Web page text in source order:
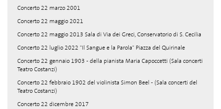
Concerto 22 marzo 2001
Concerto 22 maggio 2021
Concerto 22 maggio 2013 Sala di Via dei Greci, Conservatorio di S. Cecilia
Concerto 22 luglio 2022 "Il Sangue e la Parola" Piazza del Quirinale
Concerto 22 gennaio 1903 - della pianista Maria Capoccetti (Sala concerti
Teatro Costanzi)
Concerto 22 febbraio 1902 del violinista Simon Beel - (Sala concerti del
Teatro Costanzi)
Concerto 22 dicembre 2017